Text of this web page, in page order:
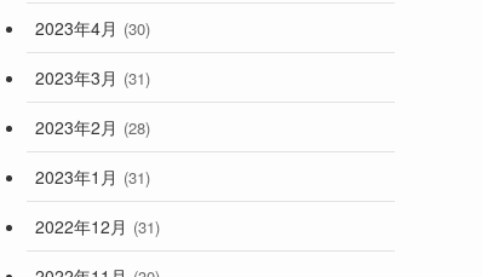
2023年4月 (30)
2023年3月 (31)
2023年2月 (28)
2023年1月 (31)
2022年12月 (31)